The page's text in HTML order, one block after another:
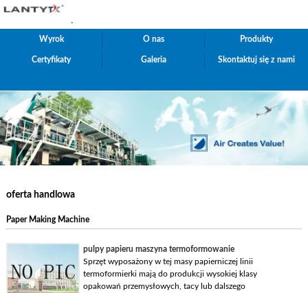
.
Wyrok O nas Produkty
Certyfikaty Galeria Skontaktuj się z nami
oferta handlowa
Paper Making Machine
pulpy papieru maszyna termoformowanie
Sprzęt wyposażony w tej masy papierniczej linii
termoformierki mają do produkcji wysokiej klasy
opakowań przemysłowych, tacy lub dalszego